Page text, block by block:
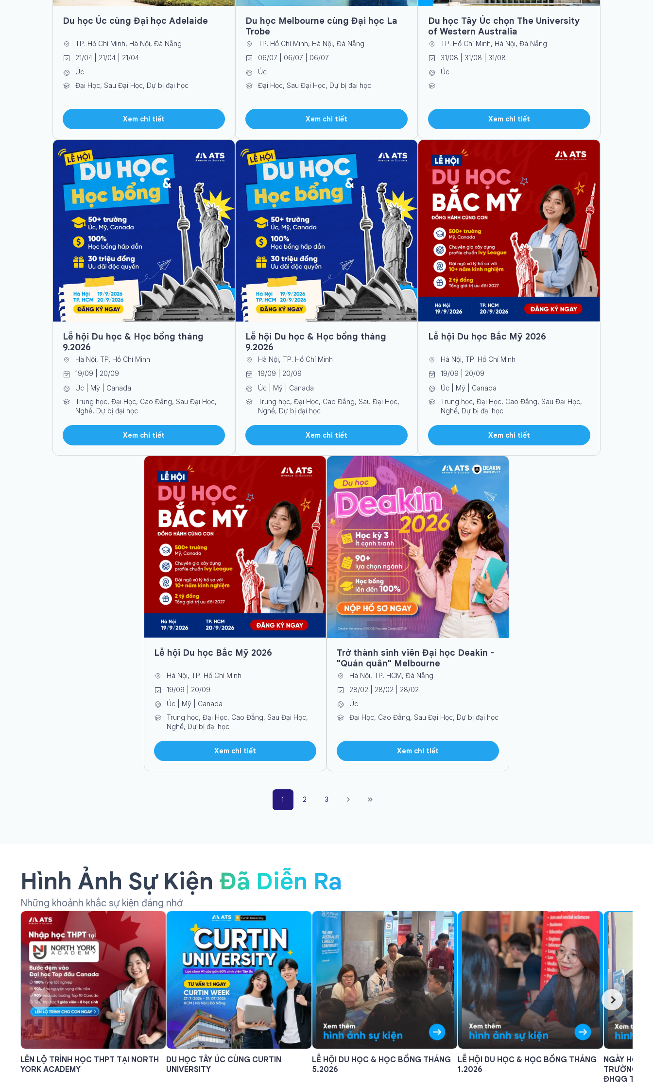
Du học Úc cùng Đại học Adelaide
TP. Hồ Chí Minh, Hà Nội, Đà Nẵng
21/04 | 21/04 | 21/04
Úc
Đại Học, Sau Đại Học, Dự bị đại học
Xem chi tiết
Du học Melbourne cùng Đại học La
Trobe
TP. Hồ Chí Minh, Hà Nội, Đà Nẵng
06/07 | 06/07 | 06/07
Úc
Đại Học, Sau Đại Học, Dự bị đại học
Xem chi tiết
Du học Tây Úc chọn The University
of Western Australia
TP. Hồ Chí Minh, Hà Nội, Đà Nẵng
31/08 | 31/08 | 31/08
Úc
Xem chi tiết
Lễ hội Du học & Học bổng tháng
9.2026
Hà Nội, TP. Hồ Chí Minh
19/09 | 20/09
Úc | Mỹ | Canada
Trung học, Đại Học, Cao Đẳng, Sau Đại Học,
Nghề, Dự bị đại học
Xem chi tiết
Lễ hội Du học & Học bổng tháng
9.2026
Hà Nội, TP. Hồ Chí Minh
19/09 | 20/09
Úc | Mỹ | Canada
Trung học, Đại Học, Cao Đẳng, Sau Đại Học,
Nghề, Dự bị đại học
Xem chi tiết
Lễ hội Du học Bắc Mỹ 2026
Hà Nội, TP. Hồ Chí Minh
19/09 | 20/09
Úc | Mỹ | Canada
Trung học, Đại Học, Cao Đẳng, Sau Đại Học,
Nghề, Dự bị đại học
Xem chi tiết
Lễ hội Du học Bắc Mỹ 2026
Hà Nội, TP. Hồ Chí Minh
19/09 | 20/09
Úc | Mỹ | Canada
Trung học, Đại Học, Cao Đẳng, Sau Đại Học,
Nghề, Dự bị đại học
Xem chi tiết
Trở thành sinh viên Đại học Deakin -
"Quán quân" Melbourne
Hà Nội, TP. HCM, Đà Nẵng
28/02 | 28/02 | 28/02
Úc
Đại Học, Cao Đẳng, Sau Đại Học, Dự bị đại học
Xem chi tiết
1 2 3
Hình Ảnh Sự Kiện Đã Diễn Ra
Những khoảnh khắc sự kiện đáng nhớ
LÊN LỘ TRÌNH HỌC THPT TẠI NORTH
YORK ACADEMY
DU HỌC TÂY ÚC CÙNG CURTIN
UNIVERSITY
LỄ HỘI DU HỌC & HỌC BỔNG THÁNG
5.2026
LỄ HỘI DU HỌC & HỌC BỔNG THÁNG
1.2026
NGÀY HỘI
TRƯỜNG
ĐHQG TP.